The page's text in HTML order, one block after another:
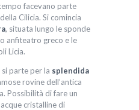
facevano parte
Cilicia. Si comincia
, situata lungo le sponde
anfiteatro greco e le
Licia.
parte per la splendida
rovine dell’antica
Possibilità di fare un
cristalline di